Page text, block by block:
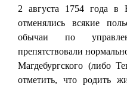
2 августа 1754 года в
отменялись всякие
обычаи по
препятствовали
Магдебургского (либо
отметить, что родить